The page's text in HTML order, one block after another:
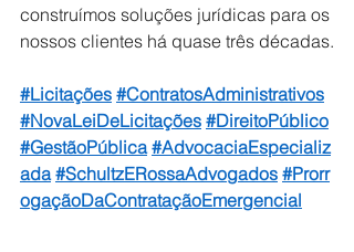
construímos soluções jurídicas para os
nossos clientes há quase três décadas.
#Licitações #ContratosAdministrativos
#NovaLeiDeLicitações #DireitoPúblico
#GestãoPública #AdvocaciaEspecializ
ada #SchultzERossaAdvogados #Prorr
ogaçãoDaContrataçãoEmergencial